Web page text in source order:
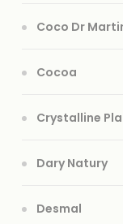
Coco Dr
Cocoa
Crystalline
Dary Natury
Desmal